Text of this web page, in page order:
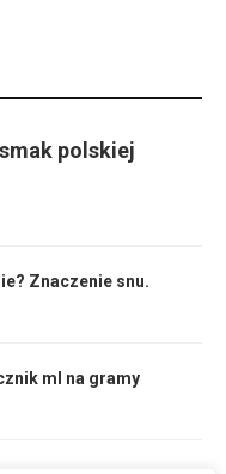
polskiej
Znaczenie snu.
ml na gramy